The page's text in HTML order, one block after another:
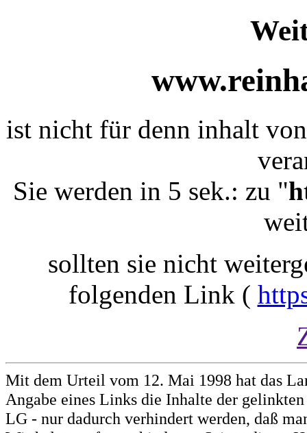
ist nicht für denn inhalt
Sie werden in 5 sek.: zu "
sollten sie nicht
folgenden Link (
Mit dem Urteil vom 12. Mai 1998 hat das
Angabe eines Links die Inhalte der
LG - nur dadurch verhindert werden, daß